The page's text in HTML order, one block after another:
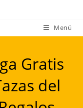
Menú
Gratis
del